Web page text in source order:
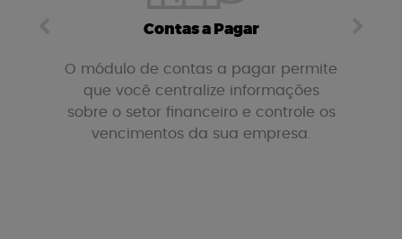
Contas a Pagar
O módulo de contas a pagar permite
que você centralize informações
sobre o setor financeiro e controle os
vencimentos da sua empresa.